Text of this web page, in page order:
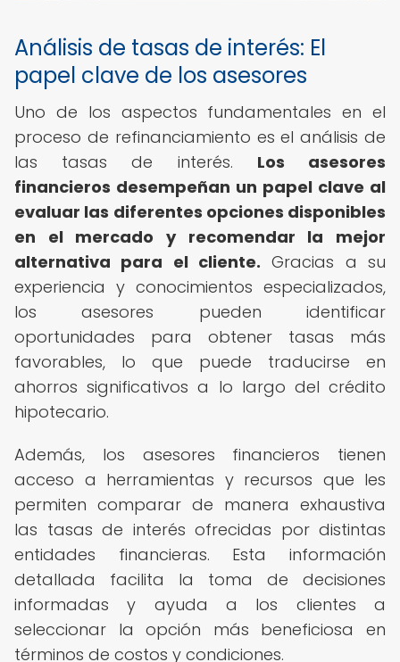
Análisis de tasas de interés: El
papel clave de los asesores
Uno de los aspectos fundamentales en el
proceso de refinanciamiento es el análisis de
las tasas de interés. Los asesores
financieros desempeñan un papel clave al
evaluar las diferentes opciones disponibles
en el mercado y recomendar la mejor
alternativa para el cliente. Gracias a su
experiencia y conocimientos especializados,
los asesores pueden identificar
oportunidades para obtener tasas más
favorables, lo que puede traducirse en
ahorros significativos a lo largo del crédito
hipotecario.
Además, los asesores financieros tienen
acceso a herramientas y recursos que les
permiten comparar de manera exhaustiva
las tasas de interés ofrecidas por distintas
entidades financieras. Esta información
detallada facilita la toma de decisiones
informadas y ayuda a los clientes a
seleccionar la opción más beneficiosa en
términos de costos y condiciones.